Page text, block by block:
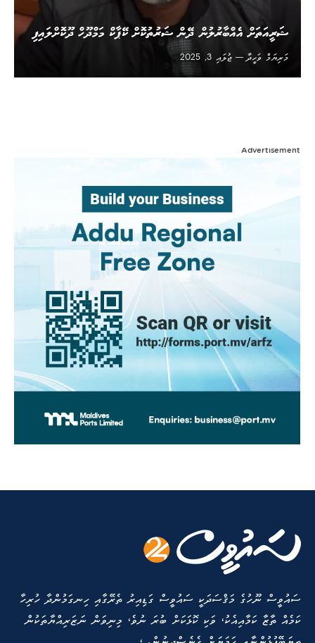
ޝަރީއަތަށް އެއްބާރުލުން ދޭން ޝަރުތުކޮށް ކޭޕާކް މަމްދޫހް ދޫކޮށްލައިފި
މަރިޔަމް ވަހީދާ
ޖުލައި 3, 2025
Advertisement
ސައުވީސް ނޫހުގެ މަޤްސަދަކީ ސައުވީސް ގަޑިއިރު ތެރޭގާއި ހިނގަމުންދާ ހުރިހާ
ކަމެއް ތާޒާ ކަމާއިއެކު، ވަކި ކޮޅަކަށް ބުރަ ނުވެ، މިނިވަން ނަޒަރިއްޔާތަކުން